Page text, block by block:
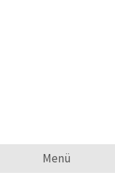
Menü